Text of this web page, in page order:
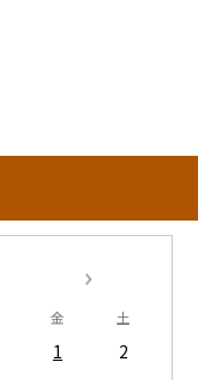
金 土
1
2